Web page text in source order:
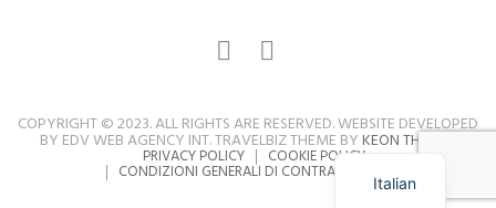
COPYRIGHT © 2023. ALL RIGHTS ARE RESERVED. WEBSITE DEVELOPED
BY EDV WEB AGENCY INT. TRAVELBIZ THEME BYKEON THEMES
PRIVACY POLICY COOKIE POLICY
CONDIZIONI GENERALI DI CONTRATTO FAQ
Italian